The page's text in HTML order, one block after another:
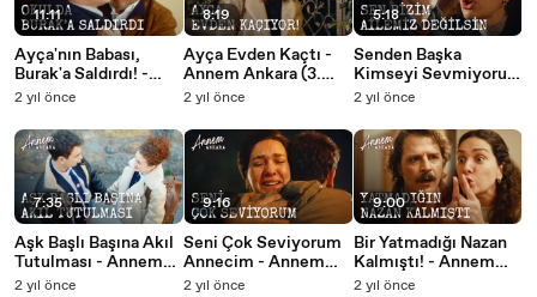
11:11
Ayça'nın Babası,
Burak'a Saldırdı! -
Annem Ankara (3.
2 yıl önce
7:35
Aşk Başlı Başına Akıl
Tutulması - Annem
Ankara (3. Bölüm)
2 yıl önce
8:19
Ayça Evden Kaçtı -
Annem Ankara (3.
Bölüm)
2 yıl önce
9:16
Seni Çok Seviyorum
Annecim - Annem
Ankara (3. Bölüm)
2 yıl önce
5:18
Senden Başka
Kimseyi Sevmiyorum
- Annem Ankara (3.
2 yıl önce
9:00
Bir Yatmadığı Nazan
Kalmıştı! - Annem
Ankara (3. Bölüm)
2 yıl önce